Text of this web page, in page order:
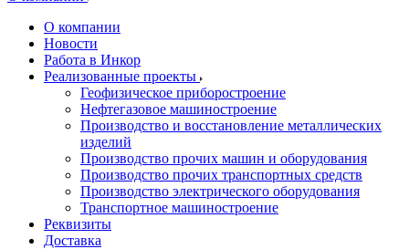
О компании
Новости
Работа в Инкор
Реализованные проекты
Геофизическое приборостроение
Нефтегазовое машиностроение
Производство и восстановление металлических
изделий
Производство прочих машин и оборудования
Производство прочих транспортных средств
Производство электрического оборудования
Транспортное машиностроение
Реквизиты
Доставка